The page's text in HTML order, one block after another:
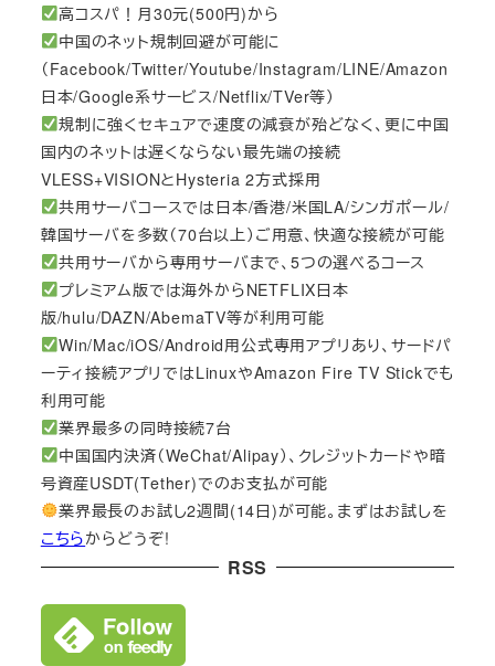
高コスパ！月30元(500円)から
中国のネット規制回避が可能に
（Facebook/Twitter/Youtube/Instagram/LINE/Amazon
日本/Google系サービス/Netflix/TVer等）
規制に強くセキュアで速度の減衰が殆どなく、更に中国
国内のネットは遅くならない最先端の接続
VLESS+VISIONとHysteria 2方式採用
共用サーバコースでは日本/香港/米国LA/シンガポール/
韓国サーバを多数（70台以上）ご用意、快適な接続が可能
共用サーバから専用サーバまで、5つの選べるコース
プレミアム版では海外からNETFLIX日本
版/hulu/DAZN/AbemaTV等が利用可能
Win/Mac/iOS/Android用公式専用アプリあり、サードパ
ーティ接続アプリではLinuxやAmazon Fire TV Stickでも
利用可能
業界最多の同時接続7台
中国国内決済（WeChat/Alipay）、クレジットカードや暗
号資産USDT(Tether)でのお支払が可能
業界最長のお試し2週間(14日)が可能。まずはお試しを
こちらからどうぞ!
RSS